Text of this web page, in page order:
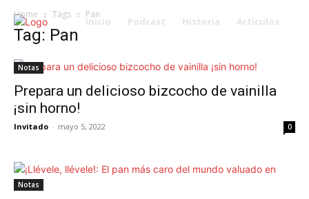
Inicio Podcast Historia Artículos
Home Tags Pan
Tag: Pan
Notas
Prepara un delicioso bizcocho de vainilla
¡sin horno!
Invitado - mayo 5, 2022 0
Notas